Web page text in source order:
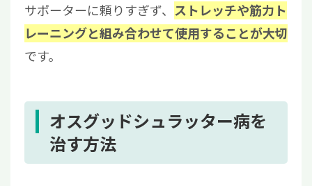
サポーターに頼りすぎず、 ストレッチや筋力ト
レーニングと組み合わせて使用することが大切
です。
オスグッドシュラッター病を
治す方法